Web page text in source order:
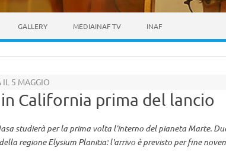
GALLERY MEDIAINAF TV INAF
IL 5 MAGGIO
California prima del lancio
studierà per la prima volta l’interno del pianeta Marte.
regione Elysium Planitia: l'arrivo è previsto per fine